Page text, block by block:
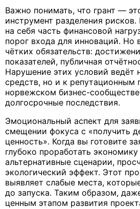
Важно понимать, что грант —
инструмент разделения рисков.
на себя часть финансовой
порог входа для инноваций. Но
чётких обязательств:
показателей, публичная
Нарушение этих условий ведёт
средств, но и к репутационным
норвежском бизнес-
долгосрочные последствия.
Эмоциональный аспект для
смещении фокуса с «получить
ценность». Когда вы готовите
глубоко проработать
альтернативные сценарии,
экологический эффект. Этот
выявляет слабые места,
до запуска. Таким образом,
ценным этапом развития